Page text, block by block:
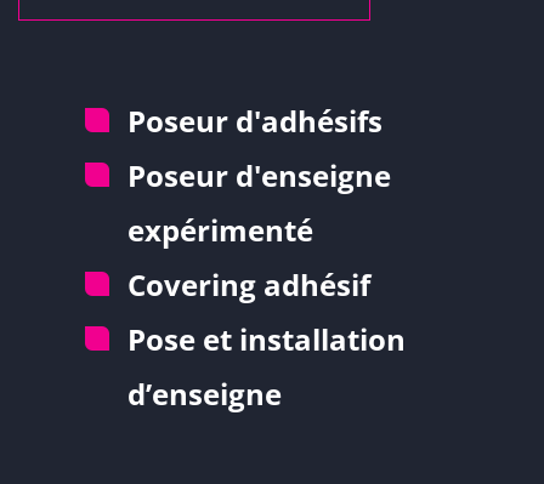
Poseur d'adhésifs
Poseur d'enseigne
expérimenté
Covering adhésif
Pose et installation
d’enseigne